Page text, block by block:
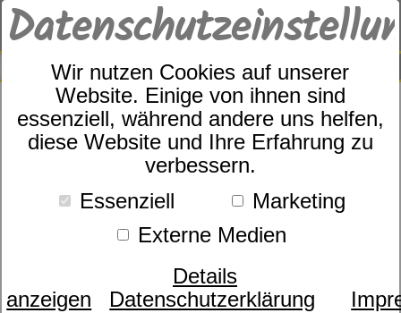
Wir nutzen Cookies auf unserer
Website. Einige von ihnen sind
essenziell, während andere uns helfen,
diese Website und Ihre Erfahrung zu
verbessern.
Essenziell
Marketing
Externe Medien
Details
anzeigen
Datenschutzerklärung
SUCHE
0
Satin Bettwäsche Wave 8690